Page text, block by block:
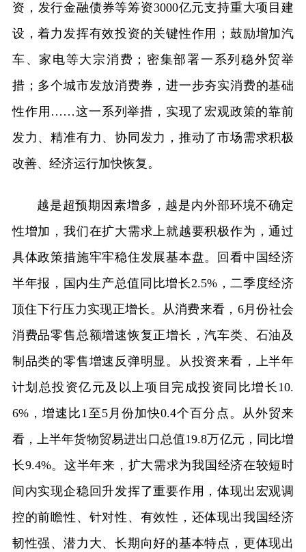
资，发行金融债券等筹资3000亿元支持重大项目建
设，着力发挥有效投资的关键性作用；鼓励增加汽
车、家电等大宗消费；密集部署一系列稳外贸举
措；多个城市发放消费券，进一步夯实消费的基础
性作用……这一系列举措，实现了宏观政策的靠前
发力、精准有力、协同发力，推动了市场需求积极
改善、经济运行加快恢复。
越是超预期因素增多，越是内外部环境不确定
性增加，我们在扩大需求上就越要积极作为，通过
具体政策措施牢牢稳住发展基本盘。回看中国经济
半年报，国内生产总值同比增长2.5%，二季度经济
顶住下行压力实现正增长。从消费来看，6月份社会
消费品零售总额增速恢复正增长，汽车类、石油及
制品类的零售增速反弹明显。从投资来看，上半年
计划总投资亿元及以上项目完成投资同比增长10.
6%，增速比1至5月份加快0.4个百分点。从外贸来
看，上半年货物贸易进出口总值19.8万亿元，同比增
长9.4%。这半年来，扩大需求为我国经济在较短时
间内实现企稳回升发挥了重要作用，体现出宏观调
控的前瞻性、针对性、有效性，还体现出我国经济
韧性强、潜力大、长期向好的基本特点，更体现出